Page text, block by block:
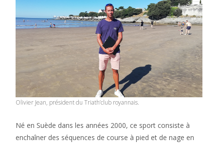
Olivier Jean, président du Triath’club royannais.
Né en Suède dans les années 2000, ce sport consiste à
enchaîner des séquences de course à pied et de nage en